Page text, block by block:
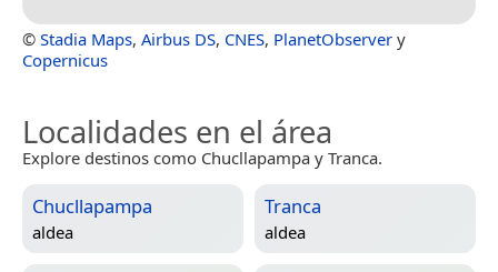
© Stadia Maps, Airbus DS, CNES, PlanetObserver y
Copernicus
Localidades en el área
Explore destinos como Chucllapampa y Tranca.
Chucllapampa
aldea
Tranca
aldea